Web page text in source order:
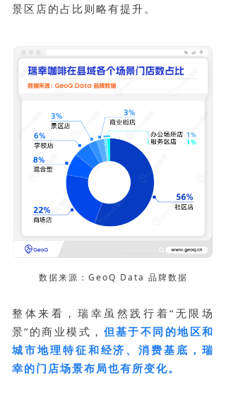
景区店的占比则略有提升。
数据来源：GeoQ Data 品牌数据
整体来看，瑞幸虽然践行着“无限场
景”的商业模式， 但基于不同的地区和
城市地理特征和经济、消费基底，瑞
幸的门店场景布局也有所变化。